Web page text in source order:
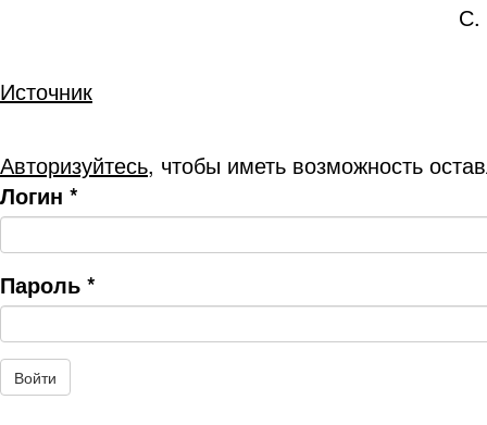
С.
Источник
Авторизуйтесь, чтобы иметь возможность
Логин *
Пароль *